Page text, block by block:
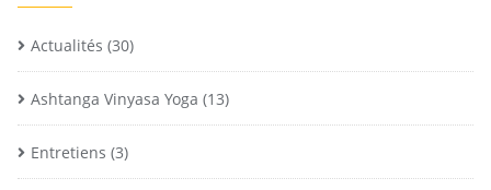
Actualités (30)
Ashtanga Vinyasa Yoga (13)
Entretiens (3)